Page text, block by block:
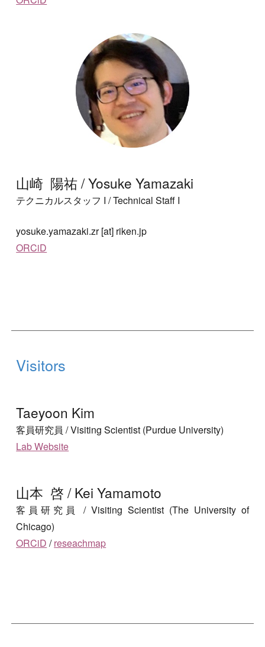
山崎 陽祐 / Yosuke Yamazaki
テクニカルスタッフ I / Technical Staff I
yosuke.yamazaki.zr[at] riken.jp
ORCiD
Visitors
Taeyoon Kim
客員研究員/Visiting Scientist (Purdue University)
Lab Website
山本 啓 / Kei Yamamoto
客員研究員 / Visiting Scientist (The University of
Chicago)
ORCiD /reseachmap